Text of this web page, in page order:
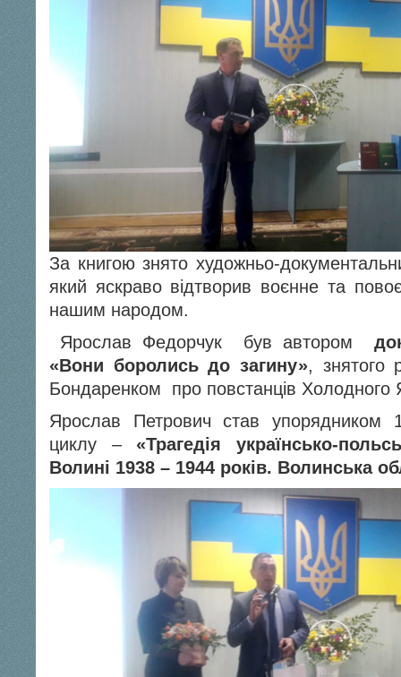
За книгою знято художньо-
який яскраво відтворив воєнне та
нашим народом.
Ярослав Федорчук був автором
«Вони боролись до загину», знятого
Бондаренком про повстанців Холодного
Ярослав Петрович став упорядником
циклу – «Трагедія українсько-
Волині 1938 – 1944 років. Волинська